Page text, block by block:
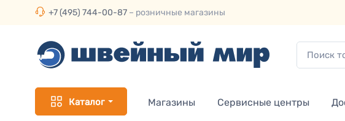
+7 (495) 744-00-87 – розничные магазины
Каталог Магазины Сервисные центры